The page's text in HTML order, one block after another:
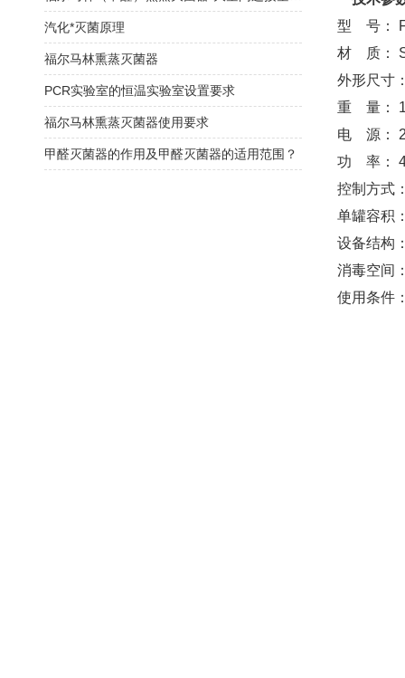
型 号：
材 质：
外形尺寸
重 量：
电 源：
功 率：
控制方式
单罐容积
设备结构
消毒空间
使用条件
汽化*灭菌原理
福尔马林熏蒸灭菌器
PCR实验室的恒温实验室设置要求
福尔马林熏蒸灭菌器使用要求
甲醛灭菌器的作用及甲醛灭菌器的适用范围？